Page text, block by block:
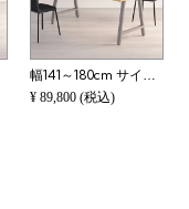
幅141～180cm サイズオーダーテーブル Sizeno(シゼノ) ダイニングテーブル ホワイトアッシュ 無垢材 木製 A字脚 スチール脚 天然木 テーブル 長方形 食卓テーブル おしゃれ 北欧モダン ダイニング ナチュラル
¥ 89,800 (税込)